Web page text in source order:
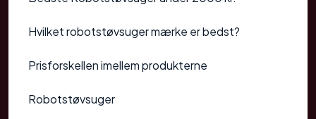
Hvilket robotstøvsuger mærke er bedst?
Prisforskellen imellem produkterne
Robotstøvsuger